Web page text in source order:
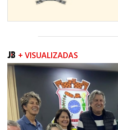
08/08/2026 | 07:00
Teatro Bruno Nitz terá concerto “Rock
BALNEÁRIO CAMBORIÚ
+ VISUALIZADAS